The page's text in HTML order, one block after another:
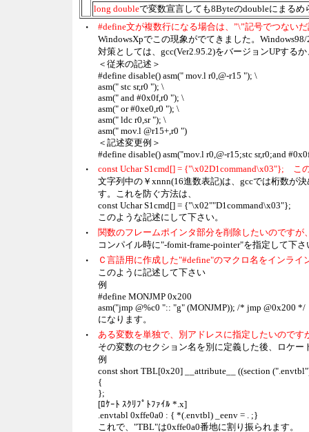
long doubleで変数宣言しても8Byteのdoubleにまる
・
#define文が複数行になる場合は、”\”記号でつない
WindowsXpでこの現象がでてきました。
対策としては、gcc(Ver2.95.2)をバージョンUPする
＜従来の記述＞
#define disable() asm(" mov.l r0,@-r15 "); \
asm(" stc sr,r0 "); \
asm(" and #0x0f,r0 "); \
asm(" or #0xe0,r0 "); \
asm(" ldc r0,sr "); \
asm(" mov.l @r15+,r0 ")
＜記述変更例＞
#define disable() asm("mov.l r0,@-r15;stc sr,r0;and
・
const Uchar S1cmd[] = {"\x02D1command\x03"}; こ
文字列中の￥xnnn(16進数表記)は、gccでは桁数が
す。これを防ぐ方法は、
const Uchar S1cmd[] = {"\x02""D1command\x03"};
このような記述にして下さい。
・
関数のフレームポインタ部分を削除したいのですが
コンパイル時に"-fomit-frame-pointer"を指定して下さ
・
Ｃ言語用に作成した"#define"のマクロ名をインラ
このように記述して下さい
例
#define MONJMP 0x200
asm("jmp @%c0 ":: "g" (MONJMP)); /* jmp @0x200 */
になります。
・
ある変数を単独で、別アドレスに指定したいのです
その変数のセクション名を別に定義した後、ロケ
例
const short TBL[0x20] __attribute__ ((section
{
};
[ﾛｹｰﾄ ｽｸﾘﾌﾟﾄﾌｧｲﾙ *.x]
.envtabl 0xffe0a0 : { *(.envtbl) _eenv = . ;}
これで、"TBL"は0xffe0a0番地に割り振られます。